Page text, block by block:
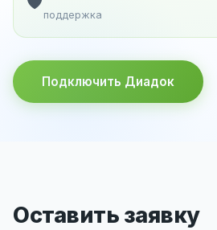
поддержка
Подключить Диадок
Оставить заявку